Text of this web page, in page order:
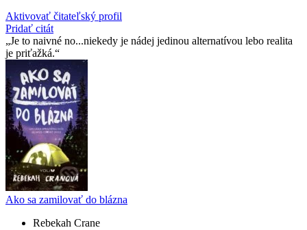
Aktivovať čitateľský profil
Pridať citát
Je to naivné no...niekedy je nádej jedinou alternatívou lebo realita
je priťažká.
Ako sa zamilovať do blázna
Rebekah Crane